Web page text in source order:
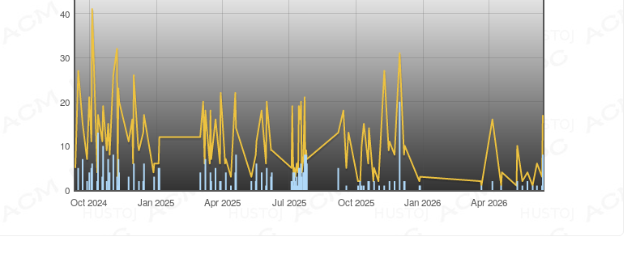
Oct 2024 Jan 2025 Apr 2025 Jul 2025 Oct 2025 Jan 2026 Apr 2026
0
10
20
30
40